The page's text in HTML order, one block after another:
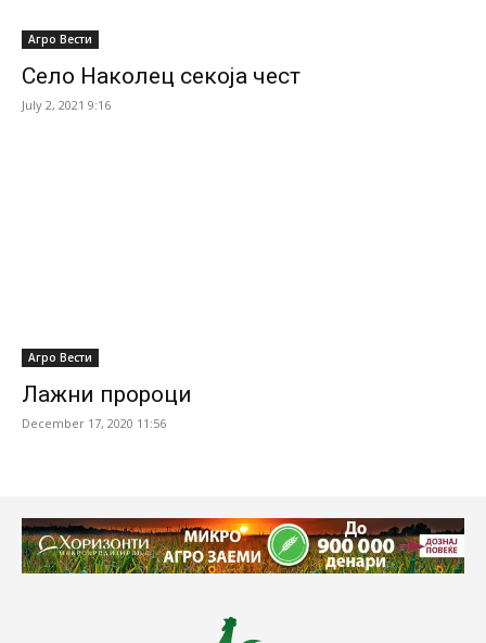
Агро Вести
Село Наколец секоја чест
July 2, 2021 9:16
Агро Вести
Лажни пророци
December 17, 2020 11:56